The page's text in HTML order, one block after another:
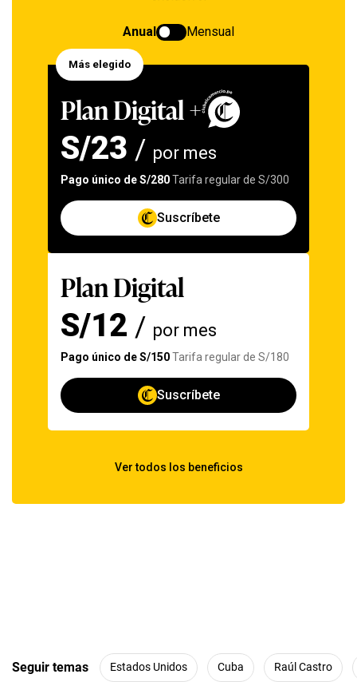
Seguir temas Estados Unidos Cuba Raúl Castro